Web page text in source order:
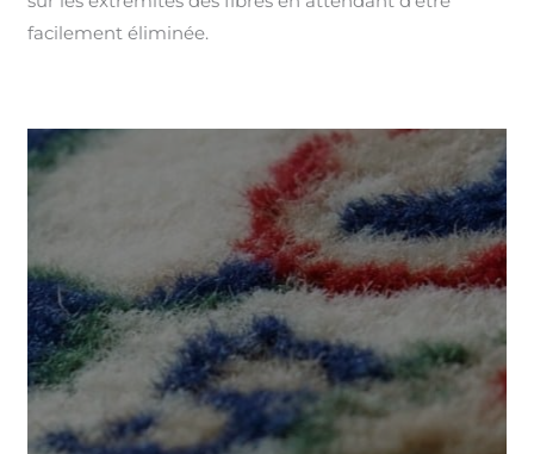
facilement éliminée.